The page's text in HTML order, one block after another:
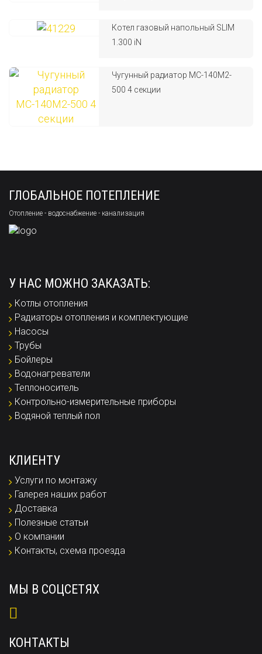
Котел газовый напольный SLIM
1.300 iN
Чугунный радиатор МС-140М2-
500 4 секции
ГЛОБАЛЬНОЕ ПОТЕПЛЕНИЕ
Отопление - водоснабжение - канализация
У НАС МОЖНО ЗАКАЗАТЬ:
Котлы отопления
Радиаторы отопления и комплектующие
Насосы
Трубы
Бойлеры
Водонагреватели
Теплоноситель
Контрольно-измерительные приборы
Водяной теплый пол
КЛИЕНТУ
Услуги по монтажу
Галерея наших работ
Доставка
Полезные статьи
О компании
Контакты, схема проезда
МЫ В СОЦСЕТЯХ
КОНТАКТЫ